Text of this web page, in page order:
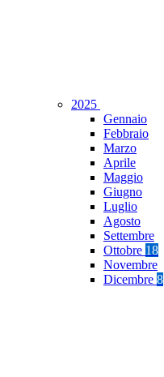
2025
Gennaio
Febbraio
Marzo
Aprile
Maggio
Giugno
Luglio
Agosto
Settembre
Ottobre 18
Novembre
Dicembre 8